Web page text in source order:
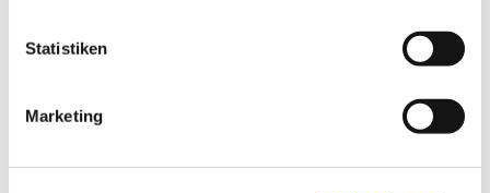
Statistiken
Marketing
interessieren